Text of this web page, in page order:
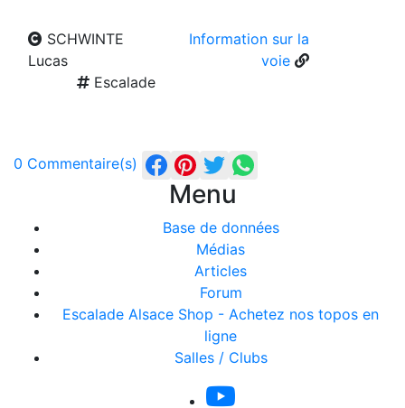
SCHWINTE
Lucas
Information sur la
voie
Escalade
0 Commentaire(s)
Menu
Base de données
Médias
Articles
Forum
Escalade Alsace Shop - Achetez nos topos en
ligne
Salles / Clubs